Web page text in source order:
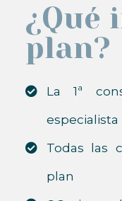
¿Qué
plan?
La 1ª
especialista
Todas las
plan